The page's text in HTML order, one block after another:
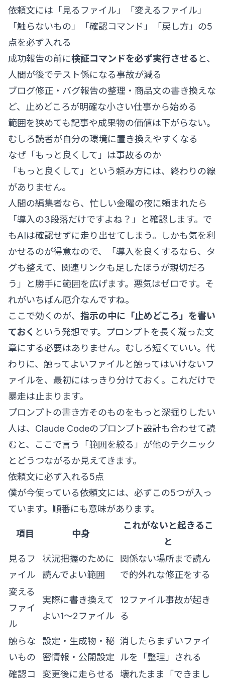
依頼文には「見るファイル」「変えるファイル」
「触らないもの」「確認コマンド」「戻し方」の5
点を必ず入れる
成功報告の前に検証コマンドを必ず実行させる と、
人間が後でテスト係になる事故が減る
ブログ修正・バグ報告の整理・商品文の書き換えな
ど、止めどころが明確な小さい仕事から始める
範囲を狭めても記事や成果物の価値は下がらない。
むしろ読者が自分の環境に置き換えやすくなる
なぜ「もっと良くして」は事故るのか
「もっと良くして」という頼み方には、終わりの線
がありません。
人間の編集者なら、忙しい金曜の夜に頼まれたら
「導入の3段落だけですよね？」と確認します。で
もAIは確認せずに走り出せてしまう。しかも気を利
かせるのが得意なので、「導入を良くするなら、タ
グも整えて、関連リンクも足したほうが親切だろ
う」と勝手に範囲を広げます。悪気はゼロです。そ
れがいちばん厄介なんですね。
ここで効くのが、 指示の中に「止めどころ」を書い
ておく という発想です。プロンプトを長く凝った文
章にする必要はありません。むしろ短くていい。代
わりに、触ってよいファイルと触ってはいけないフ
ァイルを、最初にはっきり分けておく。これだけで
暴走は止まります。
プロンプトの書き方そのものをもっと深掘りしたい
人は、 Claude Codeのプロンプト設計も合わせて読
むと、ここで言う「範囲を絞る」が他のテクニック
とどうつながるか見えてきます。
依頼文に必ず入れる5点
僕が今使っている依頼文には、必ずこの5つが入っ
ています。順番にも意味があります。
項目 中身
これがないと起きるこ
と
見るフ
ァイル
状況把握のために
読んでよい範囲
関係ない場所まで読ん
で的外れな修正をする
変える
ファイ
ル
実際に書き換えて
よい1〜2ファイル
12ファイル事故が起き
る
触らな
いもの
設定・生成物・秘
密情報・公開設定
消したらまずいファイ
ルを「整理」される
確認コ
変更後に走らせる
壊れたまま「できまし